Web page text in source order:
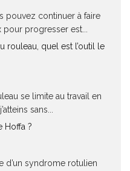
pouvez continuer à faire
progresser est...
rouleau, quel est l’outil le
se limite au travail en
sans...
Hoffa ?
d’un syndrome rotulien